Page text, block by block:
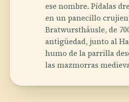
ese nombre. Pídalas
en un panecillo
Bratwursthäusle, de
antigüedad, junto al
humo de la parrilla
las mazmorras